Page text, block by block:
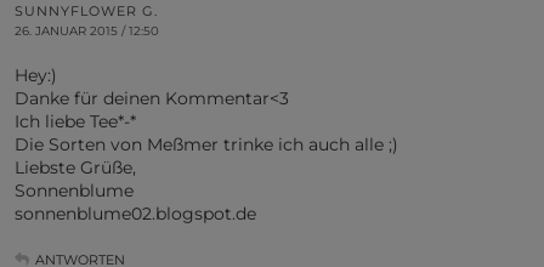
SUNNYFLOWER G.
26. JANUAR 2015 / 12:50
Hey:)
Danke für deinen Kommentar<3
Ich liebe Tee*-*
Die Sorten von Meßmer trinke ich auch alle ;)
Liebste Grüße,
Sonnenblume
sonnenblume02.blogspot.de
ANTWORTEN